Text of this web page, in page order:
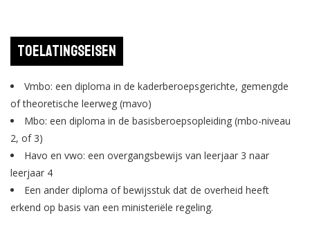
Toelatingseisen
Vmbo: een diploma in de kaderberoepsgerichte, gemengde
of theoretische leerweg (mavo)
Mbo: een diploma in de basisberoepsopleiding (mbo-niveau
2, of 3)
Havo en vwo: een overgangsbewijs van leerjaar 3 naar
leerjaar 4
Een ander diploma of bewijsstuk dat de overheid heeft
erkend op basis van een ministeriële regeling.